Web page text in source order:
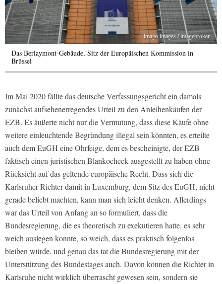
imago images / imagebroker
Das Berlaymont-Gebäude, Sitz der Europäischen Kommission in
Brüssel
Im Mai 2020 fällte das deutsche Verfassungsgericht ein damals
zunächst aufsehenerregendes Urteil zu den Anleihenkäufen der
EZB. Es äußerte nicht nur die Vermutung, dass diese Käufe ohne
weitere einleuchtende Begründung illegal sein könnten, es erteilte
auch dem EuGH eine Ohrfeige, dem es bescheinigte, der EZB
faktisch einen juristischen Blankocheck ausgestellt zu haben ohne
Rücksicht auf das geltende europäische Recht. Dass sich die
Karlsruher Richter damit in Luxemburg, dem Sitz des EuGH, nicht
gerade beliebt machten, kann man sich leicht denken. Allerdings
war das Urteil von Anfang an so formuliert, dass die
Bundesregierung, die es theoretisch zu exekutieren hatte, es sehr
weich auslegen konnte, so weich, dass es praktisch folgenlos
bleiben würde, und genau das tat die Bundesregierung mit der
Unterstützung des Bundestages auch. Davon können die Richter in
Karlsruhe nicht wirklich überrascht gewesen sein, sondern sie